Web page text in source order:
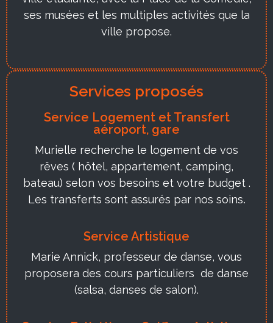
ses musées et les multiples activités que la
ville propose.
Services proposés
Service Logement et Transfert
aéroport, gare
Murielle recherche le logement de vos
rêves ( hôtel, appartement, camping,
bateau) selon vos besoins et votre budget .
Les transferts sont assurés par nos soins.
Service Artistique
Marie Annick, professeur de danse, vous
proposera des cours particuliers de danse
(salsa, danses de salon).